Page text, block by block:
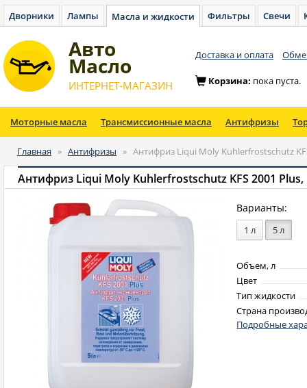
Дворники Лампы Масла и жидкости Фильтры Свечи
Авто
Масло
ИНТЕРНЕТ-МАГАЗИН
Доставка и оплата
Корзина: пока пуста.
Моторные масла Трансмиссионные масла Антифризы
Главная » Антифризы » Антифриз Liqui Moly Kuhlerfrostschutz
Антифриз Liqui Moly Kuhlerfrostschutz KFS 2001
Варианты:
1 л 5 л
Объем, л
Цвет
Тип жидкости
Страна
Подробные